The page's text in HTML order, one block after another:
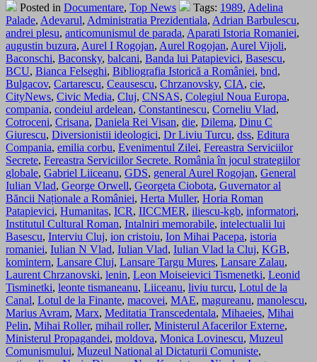
Posted in Documentare, Top News Tags: 1989, Adelina
Palade, Adevarul, Administratia Prezidentiala, Adrian Barbulescu,
andrei plesu, anticomunismul de parada, Aparati Istoria Romaniei,
augustin buzura, Aurel I Rogojan, Aurel Rogojan, Aurel Vijoli,
Baconschi, Baconsky, balcani, Banda lui Patapievici, Basescu,
BCU, Bianca Felseghi, Bibliografia Istorică a României, bnd,
Bulgacov, Cartarescu, Ceausescu, Chrzanovsky, CIA, cie,
CityNews, Civic Media, Cluj, CNSAS, Colegiul Noua Europa,
compania, condeiul ardelean, Constantinescu, Corneliu Vlad,
Cotroceni, Crisana, Daniela Rei Visan, die, Dilema, Dinu C
Giurescu, Diversionistii ideologici, Dr Liviu Turcu, dss, Editura
Compania, emilia corbu, Evenimentul Zilei, Fereastra Serviciilor
Secrete, Fereastra Serviciilor Secrete. România în jocul strategiilor
globale, Gabriel Liiceanu, GDS, general Aurel Rogojan, General
Iulian Vlad, George Orwell, Georgeta Ciobota, Guvernator al
Băncii Naționale a României, Herta Muller, Horia Roman
Patapievici, Humanitas, ICR, IICCMER, iliescu-kgb, informatori,
Institutul Cultural Roman, Intalniri memorabile, intelectualii lui
Basescu, Interviu Cluj, ion cristoiu, Ion Mihai Pacepa, istoria
romaniei, Iulian N Vlad, Iulian Vlad, Iulian Vlad la Cluj, KGB,
komintern, Lansare Cluj, Lansare Targu Mures, Lansare Zalau,
Laurent Chrzanovski, lenin, Leon Moiseievici Tismenetki, Leonid
Tisminetki, leonte tismaneanu, Liiceanu, liviu turcu, Lotul de la
Canal, Lotul de la Finante, macovei, MAE, magureanu, manolescu,
Marius Avram, Marx, Meditatia Transcedentala, Mihaeies, Mihai
Pelin, Mihai Roller, mihail roller, Ministerul Afacerilor Externe,
Ministerul Propagandei, moldova, Monica Lovinescu, Muzeul
Comunismului, Muzeul National al Dictaturii Comuniste,